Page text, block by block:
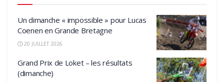
Un dimanche « impossible » pour Lucas
Coenen en Grande Bretagne
20 JUILLET 2026
Grand Prix de Loket – les résultats
(dimanche)